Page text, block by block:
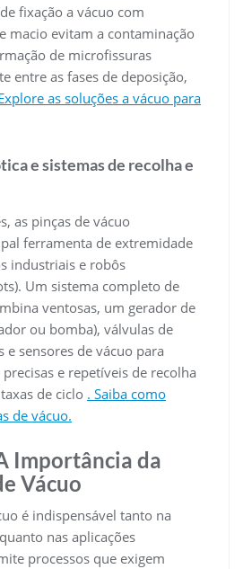
fixação a vácuo com
macio evitam a contaminação
de microfissuras
entre as fases de deposição,
as soluções a vácuo para
e sistemas de recolha e
as pinças de vácuo
ferramenta de extremidade
industriais e robôs
Um sistema completo de
ventosas, um gerador de
ou bomba), válvulas de
sensores de vácuo para
e repetíveis de recolha
de ciclo . Saiba como
de vácuo.
Importância da
Vácuo
é indispensável tanto na
nas aplicações
processos que exigem